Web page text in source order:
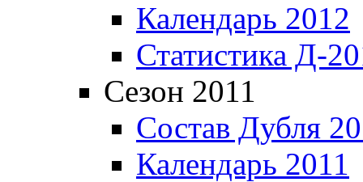
Календарь 2012
Статистика Д-
Сезон 2011
Состав Дубля
Календарь 2011